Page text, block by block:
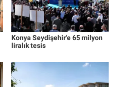
Konya Seydişehir'e 65 milyon
liralık tesis